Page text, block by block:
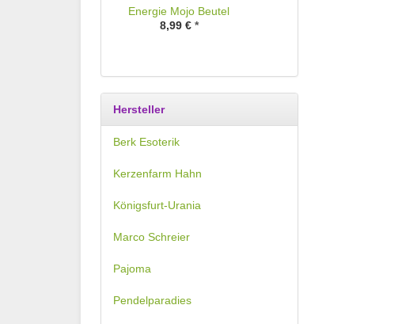
Energie Mojo Beutel
8,99 € *
Hersteller
Berk Esoterik
Kerzenfarm Hahn
Königsfurt-Urania
Marco Schreier
Pajoma
Pendelparadies